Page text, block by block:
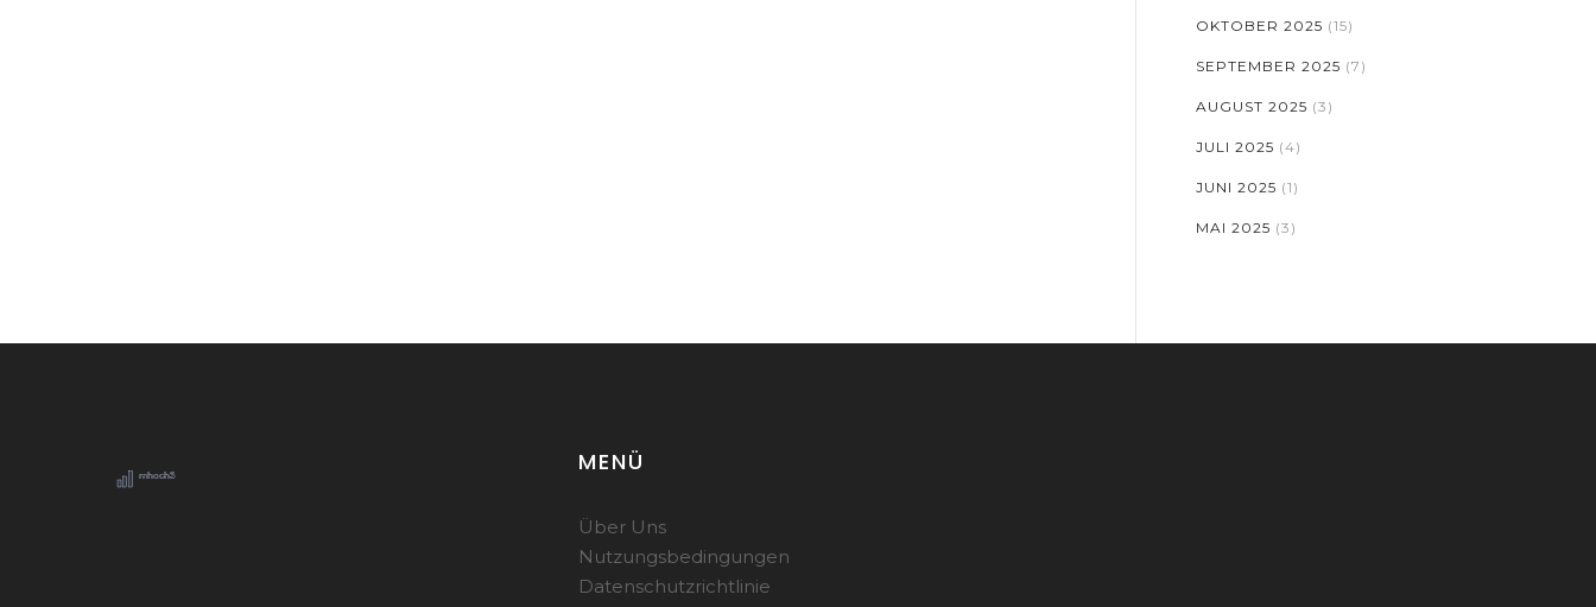
OKTOBER 2025 (15)
SEPTEMBER 2025 (7)
AUGUST 2025 (3)
JULI 2025 (4)
JUNI 2025 (1)
MAI 2025 (3)
MENÜ
Über Uns
Nutzungsbedingungen
Datenschutzrichtlinie